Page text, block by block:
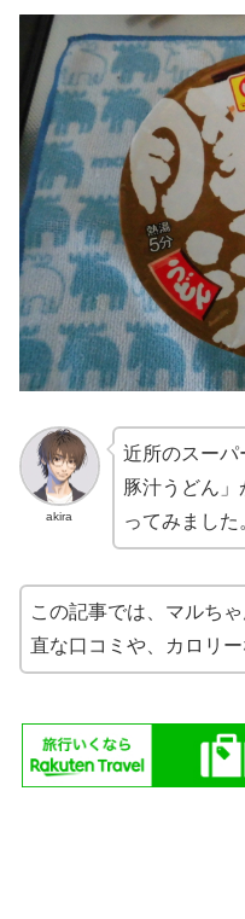
akira
近所のスーパ
豚汁うどん
ってみました
この記事では、マルち
直な口コミや、カロリ